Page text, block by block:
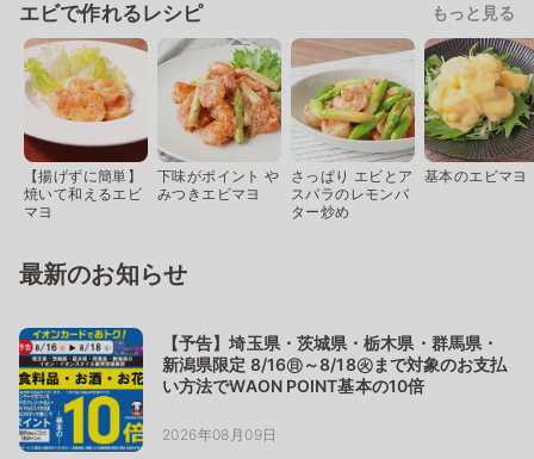
エビで作れるレシピ もっと見る
【揚げずに簡単】
焼いて和えるエビ
マヨ
下味がポイント や
みつきエビマヨ
さっぱり エビとア
スパラのレモンバ
ター炒め
基本のエビマヨ
最新のお知らせ
【予告】埼玉県・茨城県・栃木県・群馬県・
新潟県限定 8/16㊐～8/18㊋まで対象のお支払
い方法でWAON POINT基本の10倍
2026年08月09日